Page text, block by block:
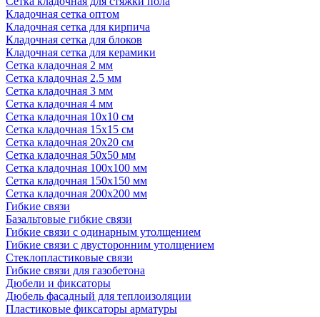
Кладочная сетка оптом
Кладочная сетка для кирпича
Кладочная сетка для блоков
Кладочная сетка для керамики
Сетка кладочная 2 мм
Сетка кладочная 2.5 мм
Сетка кладочная 3 мм
Сетка кладочная 4 мм
Сетка кладочная 10x10 см
Сетка кладочная 15x15 см
Сетка кладочная 20x20 см
Сетка кладочная 50x50 мм
Сетка кладочная 100x100 мм
Сетка кладочная 150x150 мм
Сетка кладочная 200x200 мм
Гибкие связи
Базальтовые гибкие связи
Гибкие связи с одинарным утолщением
Гибкие связи с двусторонним утолщением
Стеклопластиковые связи
Гибкие связи для газобетона
Дюбели и фиксаторы
Дюбель фасадный для теплоизоляции
Пластиковые фиксаторы арматуры